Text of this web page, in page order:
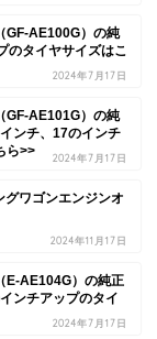
GF-AE100G）の純
のタイヤサイズはこ
2024年7月17日
GF-AE101G）の純
ンチ、17のインチ
ら>>
2024年7月17日
グワゴンエンジンオ
2024年11月17日
E-AE104G）の純正
ンチアップのタイ
2024年7月17日